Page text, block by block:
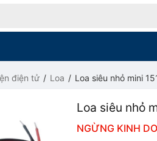
điện tử Loa Loa siêu nhỏ mini
Loa siêu nhỏ
NGỪNG KINH